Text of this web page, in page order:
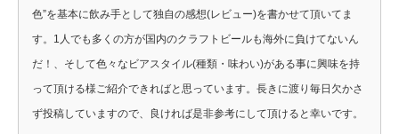
色”を基本に飲み手として独自の感想(レビュー)を書かせて頂いてま
す。1人でも多くの方が国内のクラフトビールも海外に負けてないん
だ！、そして色々なビアスタイル(種類・味わい)がある事に興味を持
って頂ける様ご紹介できればと思っています。長きに渡り毎日欠かさ
ず投稿していますので、良ければ是非参考にして頂けると幸いです。